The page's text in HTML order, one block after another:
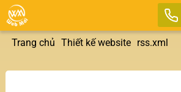
Trang chủ Thiết kế website rss.xml